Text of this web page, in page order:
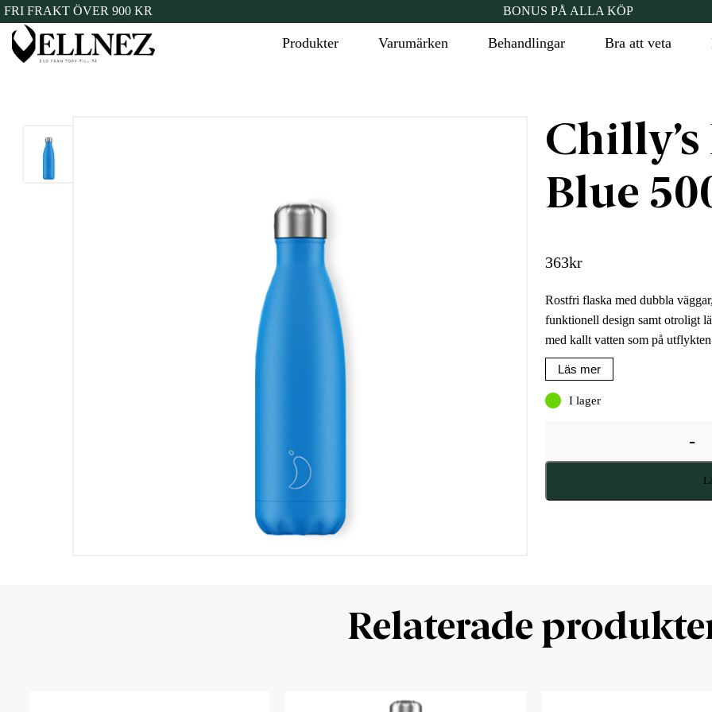
FRI FRAKT ÖVER 900 KR BONUS PÅ ALLA KÖP
Produkter Varumärken Behandlingar Bra att veta
Blue
363kr
Rostfri flaska med dubbla
funktionell design samt otroligt
med kallt vatten som på
Läs mer
I lager
-
Relaterade